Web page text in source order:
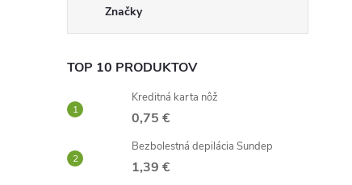
Značky
TOP 10 PRODUKTOV
Kreditná karta nôž
0,75 €
Bezbolestná depilácia Sundep
1,39 €